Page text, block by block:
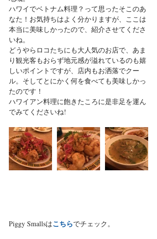
ハワイでベトナム料理？って思ったそこのあ
なた！お気持ちはよく分かりますが、ここは
本当に美味しかったので、紹介させてくださ
いね。
どうやらロコたちにも大人気のお店で、あま
り観光客もおらず地元感が溢れているのも嬉
しいポイントですが、店内もお洒落でクー
ル。そしてとにかく何を食べても美味しかっ
たのです！
ハワイアン料理に飽きたころに是非足を運ん
でみてくださいね!
Piggy Smallsはこちらでチェック。